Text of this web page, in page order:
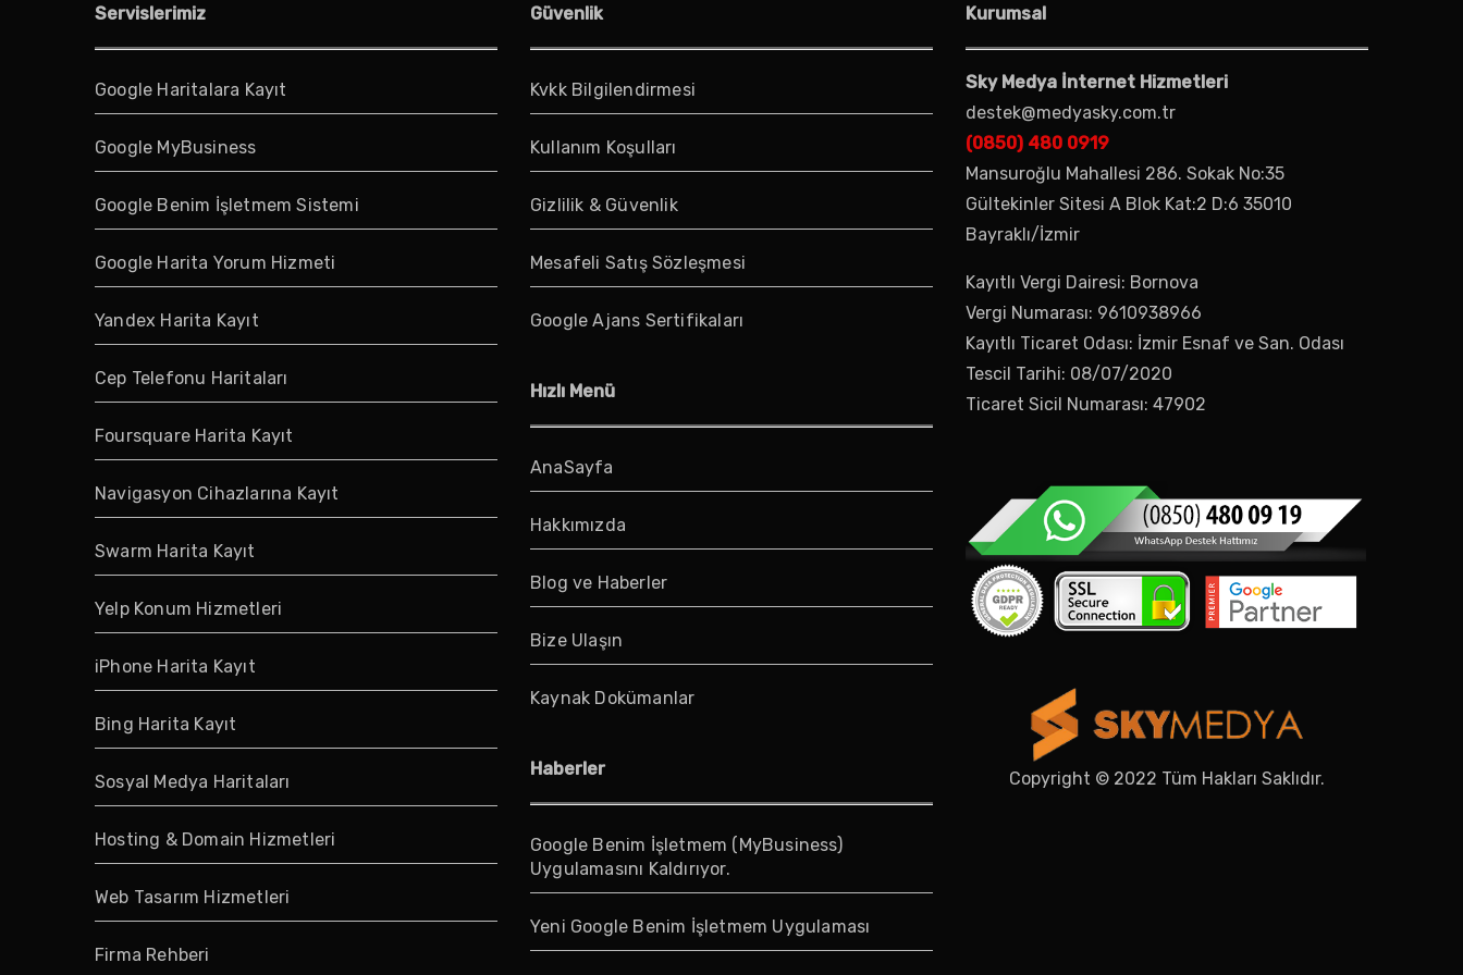
Servislerimiz
Google Haritalara Kayıt
Google MyBusiness
Google Benim İşletmem Sistemi
Google Harita Yorum Hizmeti
Yandex Harita Kayıt
Cep Telefonu Haritaları
Foursquare Harita Kayıt
Navigasyon Cihazlarına Kayıt
Swarm Harita Kayıt
Yelp Konum Hizmetleri
iPhone Harita Kayıt
Bing Harita Kayıt
Sosyal Medya Haritaları
Hosting & Domain Hizmetleri
Web Tasarım Hizmetleri
Firma Rehberi
Güvenlik
Kvkk Bilgilendirmesi
Kullanım Koşulları
Gizlilik & Güvenlik
Mesafeli Satış Sözleşmesi
Google Ajans Sertifikaları
Hızlı Menü
AnaSayfa
Hakkımızda
Blog ve Haberler
Bize Ulaşın
Kaynak Dokümanlar
Haberler
Google Benim İşletmem (MyBusiness)
Uygulamasını Kaldırıyor.
Yeni Google Benim İşletmem Uygulaması
Kurumsal
Sky Medya İnternet Hizmetleri
destek@medyasky.com.tr
(0850) 480 0919
Mansuroğlu Mahallesi 286. Sokak No:35
Gültekinler Sitesi A Blok Kat:2 D:6 35010
Bayraklı/İzmir
Kayıtlı Vergi Dairesi: Bornova
Vergi Numarası: 9610938966
Kayıtlı Ticaret Odası: İzmir Esnaf ve San. Odası
Tescil Tarihi: 08/07/2020
Ticaret Sicil Numarası: 47902
Copyright © 2022 Tüm Hakları Saklıdır.